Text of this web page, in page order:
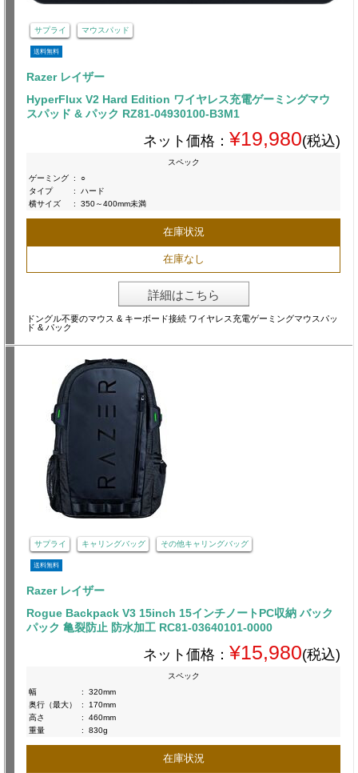
サプライ マウスパッド
送料無料
Razer レイザー
HyperFlux V2 Hard Edition ワイヤレス充電ゲーミングマウ
スパッド & パック RZ81-04930100-B3M1
ネット価格： ¥19,980(税込)
スペック
ゲーミング :
○
タイプ
:
ハード
横サイズ
: 350～400mm未満
在庫状況
在庫なし
詳細はこちら
ドングル不要のマウス & キーボード接続 ワイヤレス充電ゲーミングマウスパッ
ド & パック
サプライ キャリングバッグ その他キャリングバッグ
送料無料
Razer レイザー
Rogue Backpack V3 15inch 15インチノートPC収納 バック
パック 亀裂防止 防水加工 RC81-03640101-0000
ネット価格： ¥15,980(税込)
スペック
幅
:
320mm
奥行（最大）
:
170mm
高さ
:
460mm
重量
: 830g
在庫状況